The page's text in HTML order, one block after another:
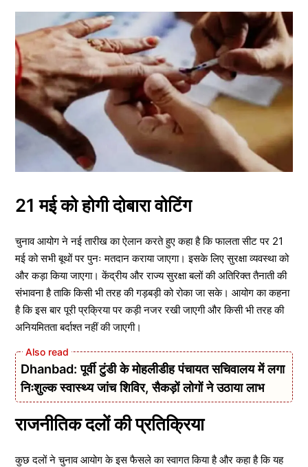
21 मई को होगी दोबारा वोटिंग
चुनाव आयोग ने नई तारीख का ऐलान करते हुए कहा है कि फालता सीट पर 21
मई को सभी बूथों पर पुनः मतदान कराया जाएगा। इसके लिए सुरक्षा व्यवस्था को
और कड़ा किया जाएगा। केंद्रीय और राज्य सुरक्षा बलों की अतिरिक्त तैनाती की
संभावना है ताकि किसी भी तरह की गड़बड़ी को रोका जा सके। आयोग का कहना
है कि इस बार पूरी प्रक्रिया पर कड़ी नजर रखी जाएगी और किसी भी तरह की
अनियमितता बर्दाश्त नहीं की जाएगी।
Dhanbad: पूर्वी टुंडी के मोहलीडीह पंचायत सचिवालय में लगा
निःशुल्क स्वास्थ्य जांच शिविर, सैकड़ों लोगों ने उठाया लाभ
राजनीतिक दलों की प्रतिक्रिया
कुछ दलों ने चुनाव आयोग के इस फैसले का स्वागत किया है और कहा है कि यह